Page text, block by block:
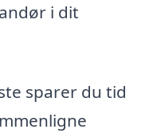
i dit
sparer du tid